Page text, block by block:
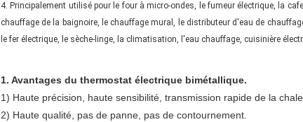
4. Principalement utilisé pour le four à micro-ondes, le fumeur électrique, la
chauffage de la baignoire, le chauffage mural, le distributeur d'eau de
le fer électrique, le sèche-linge, la climatisation, l'eau chauffage, cuisinière
1. Avantages du thermostat électrique bimétallique.
1) Haute précision, haute sensibilité, transmission rapide de la
2) Haute qualité, pas de panne, pas de contournement.